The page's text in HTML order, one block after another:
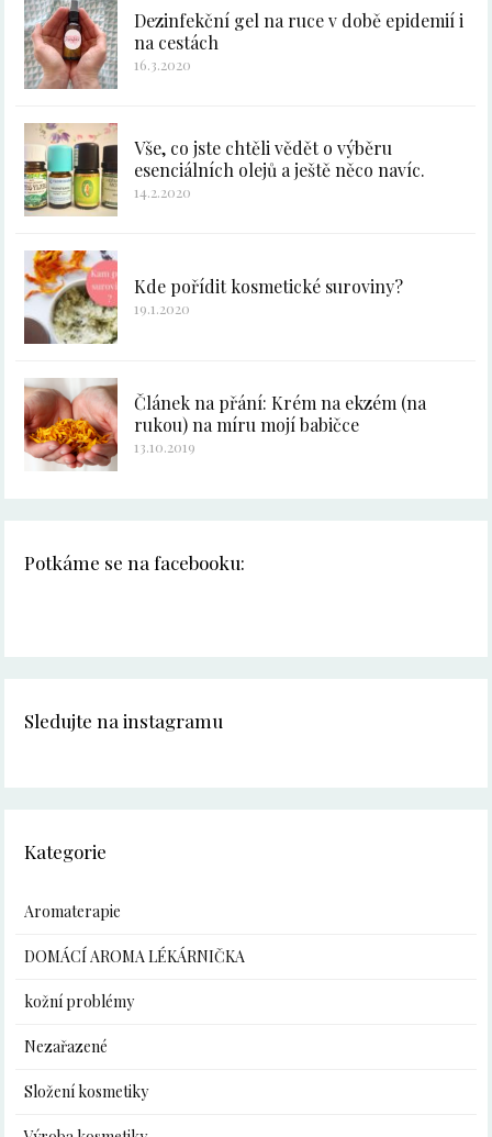
Dezinfekční gel na ruce v době epidemií i
na cestách
16.3.2020
Vše, co jste chtěli vědět o výběru
esenciálních olejů a ještě něco navíc.
14.2.2020
Kde pořídit kosmetické suroviny?
19.1.2020
Článek na přání: Krém na ekzém (na
rukou) na míru mojí babičce
13.10.2019
Potkáme se na facebooku:
Sledujte na instagramu
Kategorie
Aromaterapie
DOMÁCÍ AROMA LÉKÁRNIČKA
kožní problémy
Nezařazené
Složení kosmetiky